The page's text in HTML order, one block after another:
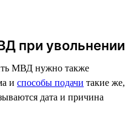
при увольнении
МВД нужно также
и способы подачи такие же,
дата и причина